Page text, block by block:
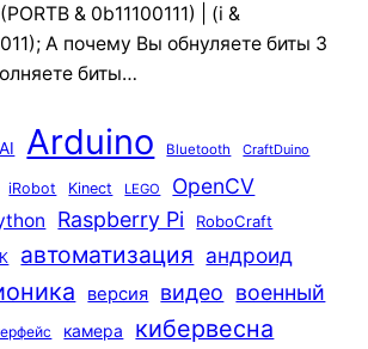
& 0b11100111) | (i &
А почему Вы обнуляете биты 3
биты…
AI Arduino Bluetooth CraftDuino
iRobot Kinect LEGO OpenCV
Raspberry Pi RoboCraft
автоматизация андроид
версия видео военный
камера кибервесна